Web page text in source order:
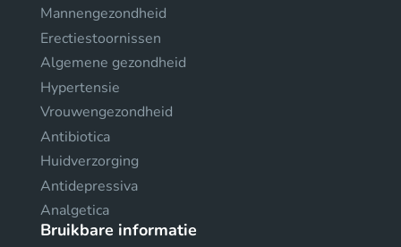
Mannengezondheid
Erectiestoornissen
Algemene gezondheid
Hypertensie
Vrouwengezondheid
Antibiotica
Huidverzorging
Antidepressiva
Analgetica
Bruikbare informatie